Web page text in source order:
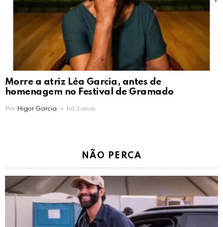
Morre a atriz Léa Garcia, antes de
homenagem no Festival de Gramado
Por Higor Garcia há 3 anos
NÃO PERCA